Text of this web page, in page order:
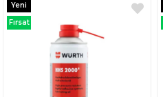
Yeni
Ürün
Fırsat